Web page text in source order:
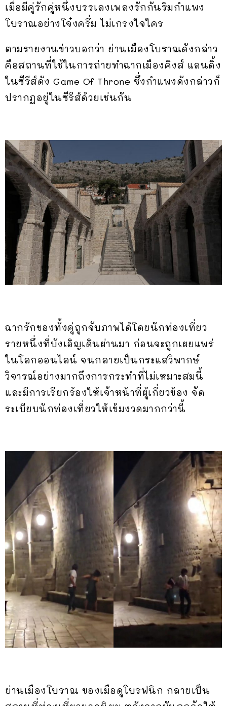
เมื่อมีคู่รักคู่หนึ่งบรรเลงเพลงรักกันริมกำแพง
โบราณอย่างโจ๋งครึ่ม ไม่เกรงใจใคร
ตามรายงานข่าวบอกว่า ย่านเมืองโบราณดังกล่าว
คือสถานที่ใช้ในการถ่ายทำฉากเมืองคิงส์ แลนดิ้ง
ในซีรีส์ดัง Game Of Throne ซึ่งกำแพงดังกล่าวก็
ปรากฏอยู่ในซีรีส์ด้วยเช่นกัน
ฉากรักของทั้งคู่ถูกจับภาพได้โดยนักท่องเที่ยว
รายหนึ่งที่บังเอิญเดินผ่านมา ก่อนจะถูกเผยแพร่
ในโลกออนไลน์ จนกลายเป็นกระแสวิพากษ์
วิจารณ์อย่างมากถึงการกระทำที่ไม่เหมาะสมนี้
และมีการเรียกร้องให้เจ้าหน้าที่ผู้เกี่ยวข้อง จัด
ระเบียบนักท่องเที่ยวให้เข้มงวดมากกว่านี้
ย่านเมืองโบราณ ของเมือดูโบรฟนิก กลายเป็น